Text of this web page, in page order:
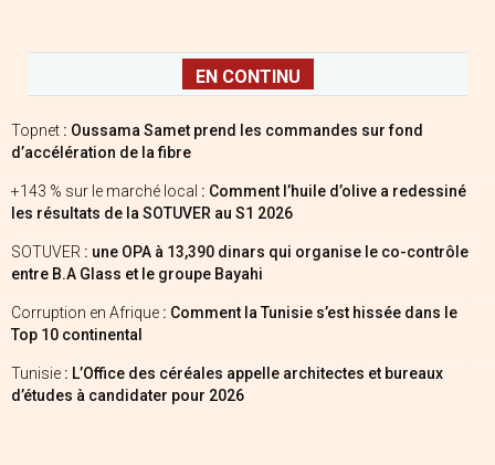
EN CONTINU
Topnet : Oussama Samet prend les commandes sur fond
d’accélération de la fibre
+143 % sur le marché local : Comment l’huile d’olive a redessiné
les résultats de la SOTUVER au S1 2026
SOTUVER : une OPA à 13,390 dinars qui organise le co-contrôle
entre B.A Glass et le groupe Bayahi
Corruption en Afrique : Comment la Tunisie s’est hissée dans le
Top 10 continental
Tunisie : L’Office des céréales appelle architectes et bureaux
d’études à candidater pour 2026